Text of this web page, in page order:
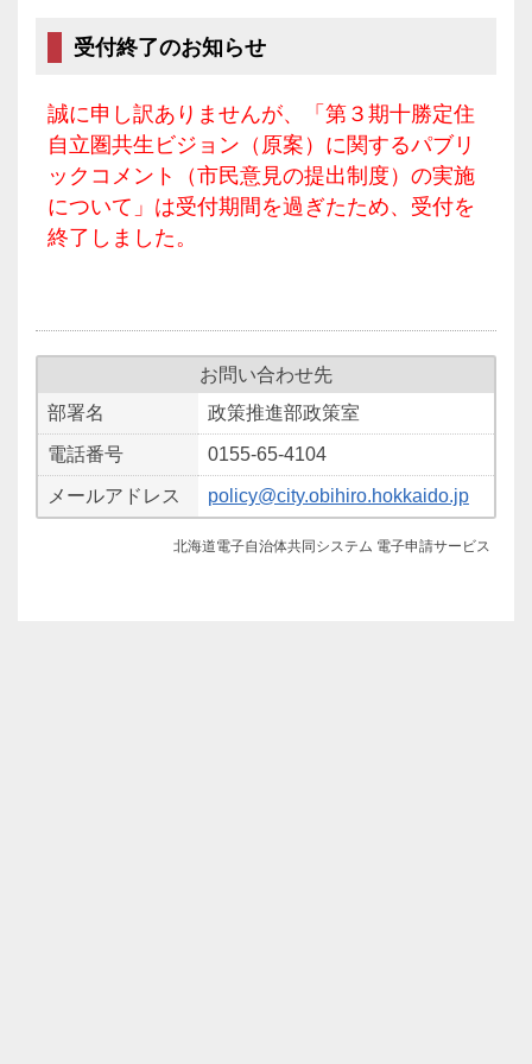
受付終了のお知らせ
誠に申し訳ありませんが、「第３期十勝定住
自立圏共生ビジョン（原案）に関するパブリ
ックコメント（市民意見の提出制度）の実施
について」は受付期間を過ぎたため、受付を
終了しました。
お問い合わせ先
部署名
政策推進部政策室
電話番号 0155-65-4104
メールアドレス policy@city.obihiro.hokkaido.jp
北海道電子自治体共同システム 電子申請サービス